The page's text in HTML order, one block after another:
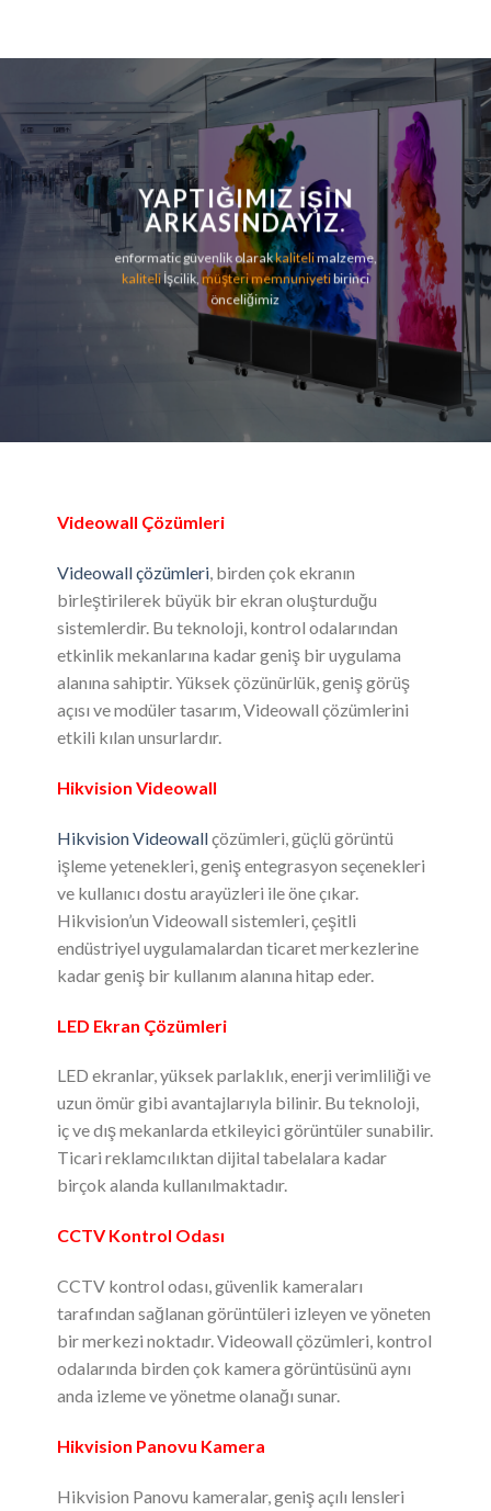
YAPTIĞIMIZ IŞIN
ARKASINDAYIZ.
enformatic güvenlik olarakkalitelimalzeme,
kaliteliİşcilik,müşteri memnuniyetibirinci
önceliğimiz
Videowall Çözümleri
Videowall çözümleri, birden çok ekranın
birleştirilerek büyük bir ekran oluşturduğu
sistemlerdir. Bu teknoloji, kontrol odalarından
etkinlik mekanlarına kadar geniş bir uygulama
alanına sahiptir. Yüksek çözünürlük, geniş görüş
açısı ve modüler tasarım, Videowall çözümlerini
etkili kılan unsurlardır.
Hikvision Videowall
Hikvision Videowallçözümleri, güçlü görüntü
işleme yetenekleri, geniş entegrasyon seçenekleri
ve kullanıcı dostu arayüzleri ile öne çıkar.
Hikvision’un Videowall sistemleri, çeşitli
endüstriyel uygulamalardan ticaret merkezlerine
kadar geniş bir kullanım alanına hitap eder.
LED Ekran Çözümleri
LED ekranlar, yüksek parlaklık, enerji verimliliği ve
uzun ömür gibi avantajlarıyla bilinir. Bu teknoloji,
iç ve dış mekanlarda etkileyici görüntüler sunabilir.
Ticari reklamcılıktan dijital tabelalara kadar
birçok alanda kullanılmaktadır.
CCTV Kontrol Odası
CCTV kontrol odası, güvenlik kameraları
tarafından sağlanan görüntüleri izleyen ve yöneten
bir merkezi noktadır. Videowall çözümleri, kontrol
odalarında birden çok kamera görüntüsünü aynı
anda izleme ve yönetme olanağı sunar.
Hikvision Panovu Kamera
Hikvision Panovu kameralar, geniş açılı lensleri